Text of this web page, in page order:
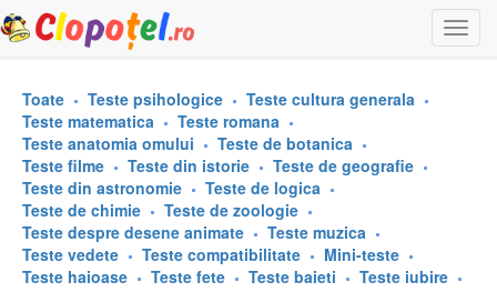
Toate Teste psihologice
Teste cultura generala
Teste matematica
Teste romana
Teste anatomia omului
Teste de botanica
Teste filme
Teste din istorie
Teste de geografie
Teste din astronomie
Teste de logica
Teste de chimie
Teste de zoologie
Teste despre desene animate
Teste muzica
Teste vedete
Teste compatibilitate
Mini-teste
Teste haioase
Teste fete Teste baieti
Teste iubire